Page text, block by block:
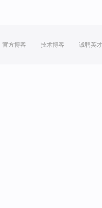
官方博客 技术博客 诚聘英才